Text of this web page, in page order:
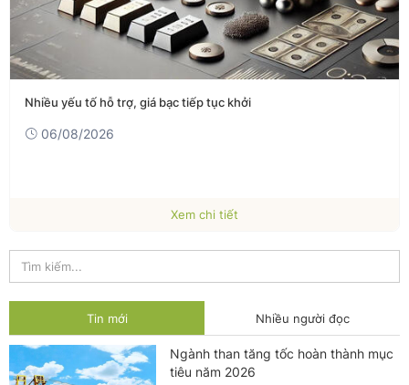
Nhiều yếu tố hỗ trợ, giá bạc tiếp tục khởi
06/08/2026
Xem chi tiết
Tin mới Nhiều người đọc
Ngành than tăng tốc hoàn thành mục
tiêu năm 2026